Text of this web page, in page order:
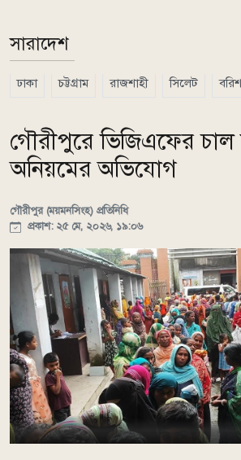
সারাদেশ
ঢাকা চট্টগ্রাম রাজশাহী সিলেট
গৌরীপুরে ভিজিএফের চাল
অনিয়মের অভিযোগ
গৌরীপুর (ময়মনসিংহ) প্রতিনিধি
প্রকাশ: ২৫ মে, ২০২৬, ১৯:০৬